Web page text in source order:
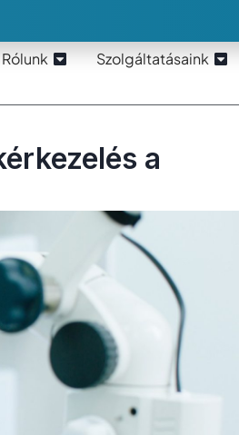
Rólunk Szolgáltatásaink
a